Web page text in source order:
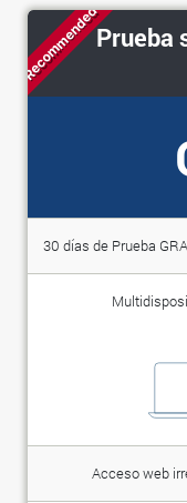
RecommendedPrueba
30 días de Prueba
Acceso web